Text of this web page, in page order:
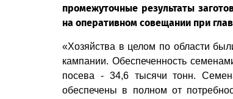
промежуточные результаты
на оперативном совещании при
«Хозяйства в целом по области
кампании. Обеспеченность
посева - 34,6 тысячи тонн.
обеспечены в полном от